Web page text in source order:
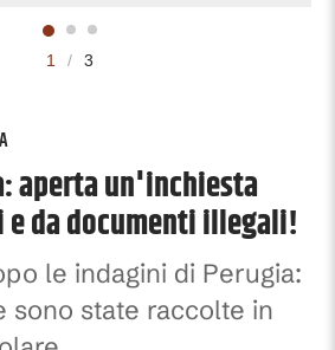
1 / 3
aperta un'inchiesta
e da documenti illegali!
le indagini di Perugia:
sono state raccolte in